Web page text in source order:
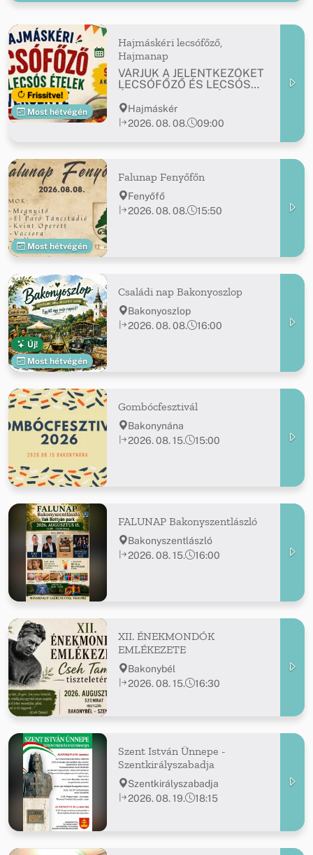
Frissítve!
Most hétvégén
Hajmáskéri lecsófőző,
Hajmanap
VÁRJUK A JELENTKEZŐKET
LECSÓFŐZŐ ÉS LECSÓS
Hajmáskér
2026. 08. 08.
09:00
Most hétvégén
Falunap Fenyőfőn
Fenyőfő
2026. 08. 08.
15:50
Új!
Most hétvégén
Családi nap Bakonyoszlop
Bakonyoszlop
2026. 08. 08.
16:00
Gombócfesztivál
Bakonynána
2026. 08. 15.
15:00
FALUNAP Bakonyszentlászló
Bakonyszentlászló
2026. 08. 15.
16:00
XII. ÉNEKMONDÓK
EMLÉKEZETE
Bakonybél
2026. 08. 15.
16:30
Szent István Ünnepe -
Szentkirályszabadja
Szentkirályszabadja
2026. 08. 19.
18:15